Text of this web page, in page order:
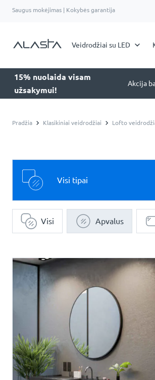
Saugus mokėjimas | Kokybės garantija
Veidrodžiai su LED
15% nuolaida visam
užsakymui!
Akcija
Pradžia Klasikiniai veidrodžiai Lofto
Visi tipai
Visi Apvalus